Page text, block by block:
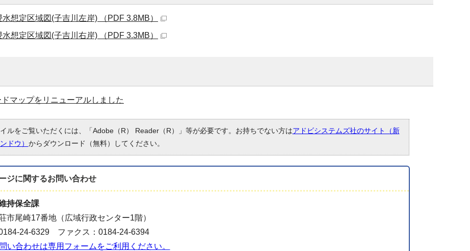
想定区域図(子吉川左岸) （PDF 3.8MB）
想定区域図(子吉川右岸) （PDF 3.3MB）
マップをリニューアルしました
ルをご覧いただくには、「Adobe（R） Reader（R）」等が必要です。お持ちでない方はアドビシステムズ社のサイト（新
ドウ） からダウンロード（無料）してください。
ジに関するお問い合わせ
持保全課
市尾崎17番地（広域行政センター1階）
24-6329 ファクス：0184-24-6394
い合わせは専用フォームをご利用ください。